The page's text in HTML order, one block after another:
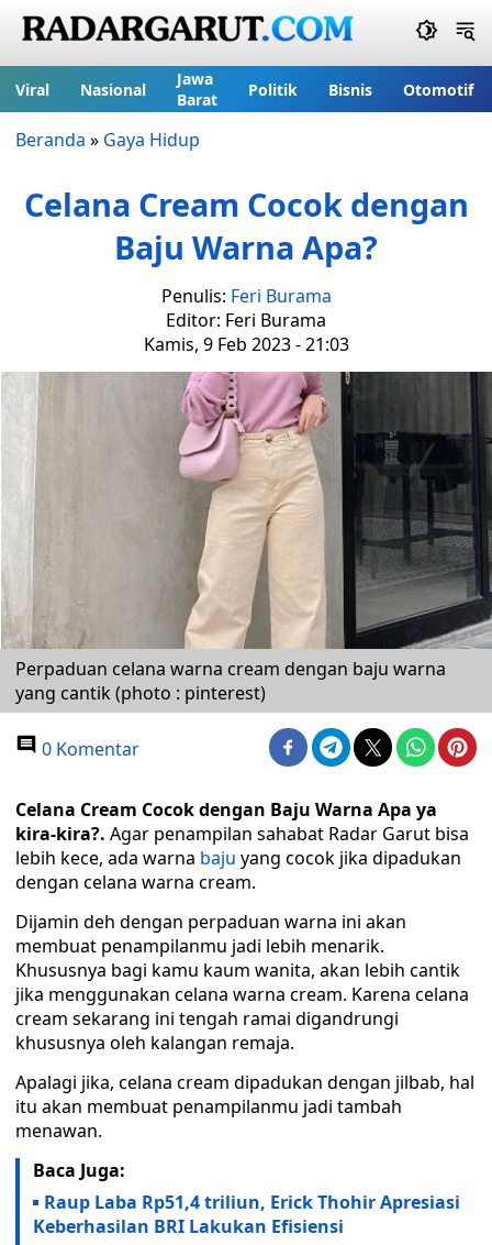
Viral Nasional
Jawa
Barat
Politik Bisnis Otomotif
Beranda » Gaya Hidup
Celana Cream Cocok dengan
Baju Warna Apa?
Penulis: Feri Burama
Editor: Feri Burama
Kamis, 9 Feb 2023 - 21:03
Perpaduan celana warna cream dengan baju warna
yang cantik (photo : pinterest)
0 Komentar
Celana Cream Cocok dengan Baju Warna Apa ya
kira-kira?. Agar penampilan sahabat Radar Garut bisa
lebih kece, ada warna baju yang cocok jika dipadukan
dengan celana warna cream.
Dijamin deh dengan perpaduan warna ini akan
membuat penampilanmu jadi lebih menarik.
Khususnya bagi kamu kaum wanita, akan lebih cantik
jika menggunakan celana warna cream. Karena celana
cream sekarang ini tengah ramai digandrungi
khususnya oleh kalangan remaja.
Apalagi jika, celana cream dipadukan dengan jilbab, hal
itu akan membuat penampilanmu jadi tambah
menawan.
Baca Juga:
Raup Laba Rp51,4 triliun, Erick Thohir Apresiasi
Keberhasilan BRI Lakukan Efisiensi